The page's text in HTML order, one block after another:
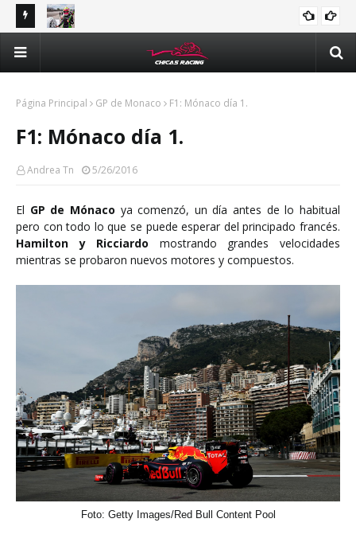
Majo Rodríguez apunta a seguir escalando posiciones en
Challenge Series durante la visita a Querétaro
Página Principal GP de Monaco F1: Mónaco día 1.
F1: Mónaco día 1.
Andrea Tn 5/26/2016
El GP de Mónaco ya comenzó, un día antes de lo habitual
pero con todo lo que se puede esperar del principado francés.
Hamilton y Ricciardo mostrando grandes velocidades
mientras se probaron nuevos motores y compuestos.
Foto: Getty Images/Red Bull Content Pool